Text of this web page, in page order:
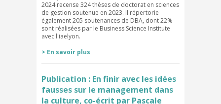
2024 recense 324 thèses de doctorat en sciences
de gestion soutenue en 2023. Il répertorie
également 205 soutenances de DBA, dont 22%
sont réalisées par le Business Science Institute
avec l'iaelyon.
> En savoir plus
Publication : En finir avec les idées
fausses sur le management dans
la culture, co-écrit par Pascale